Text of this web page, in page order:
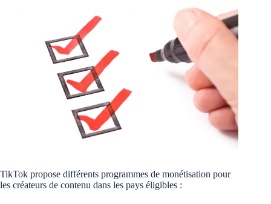
TikTok propose différents programmes de monétisation pour
les créateurs de contenu dans les pays éligibles :